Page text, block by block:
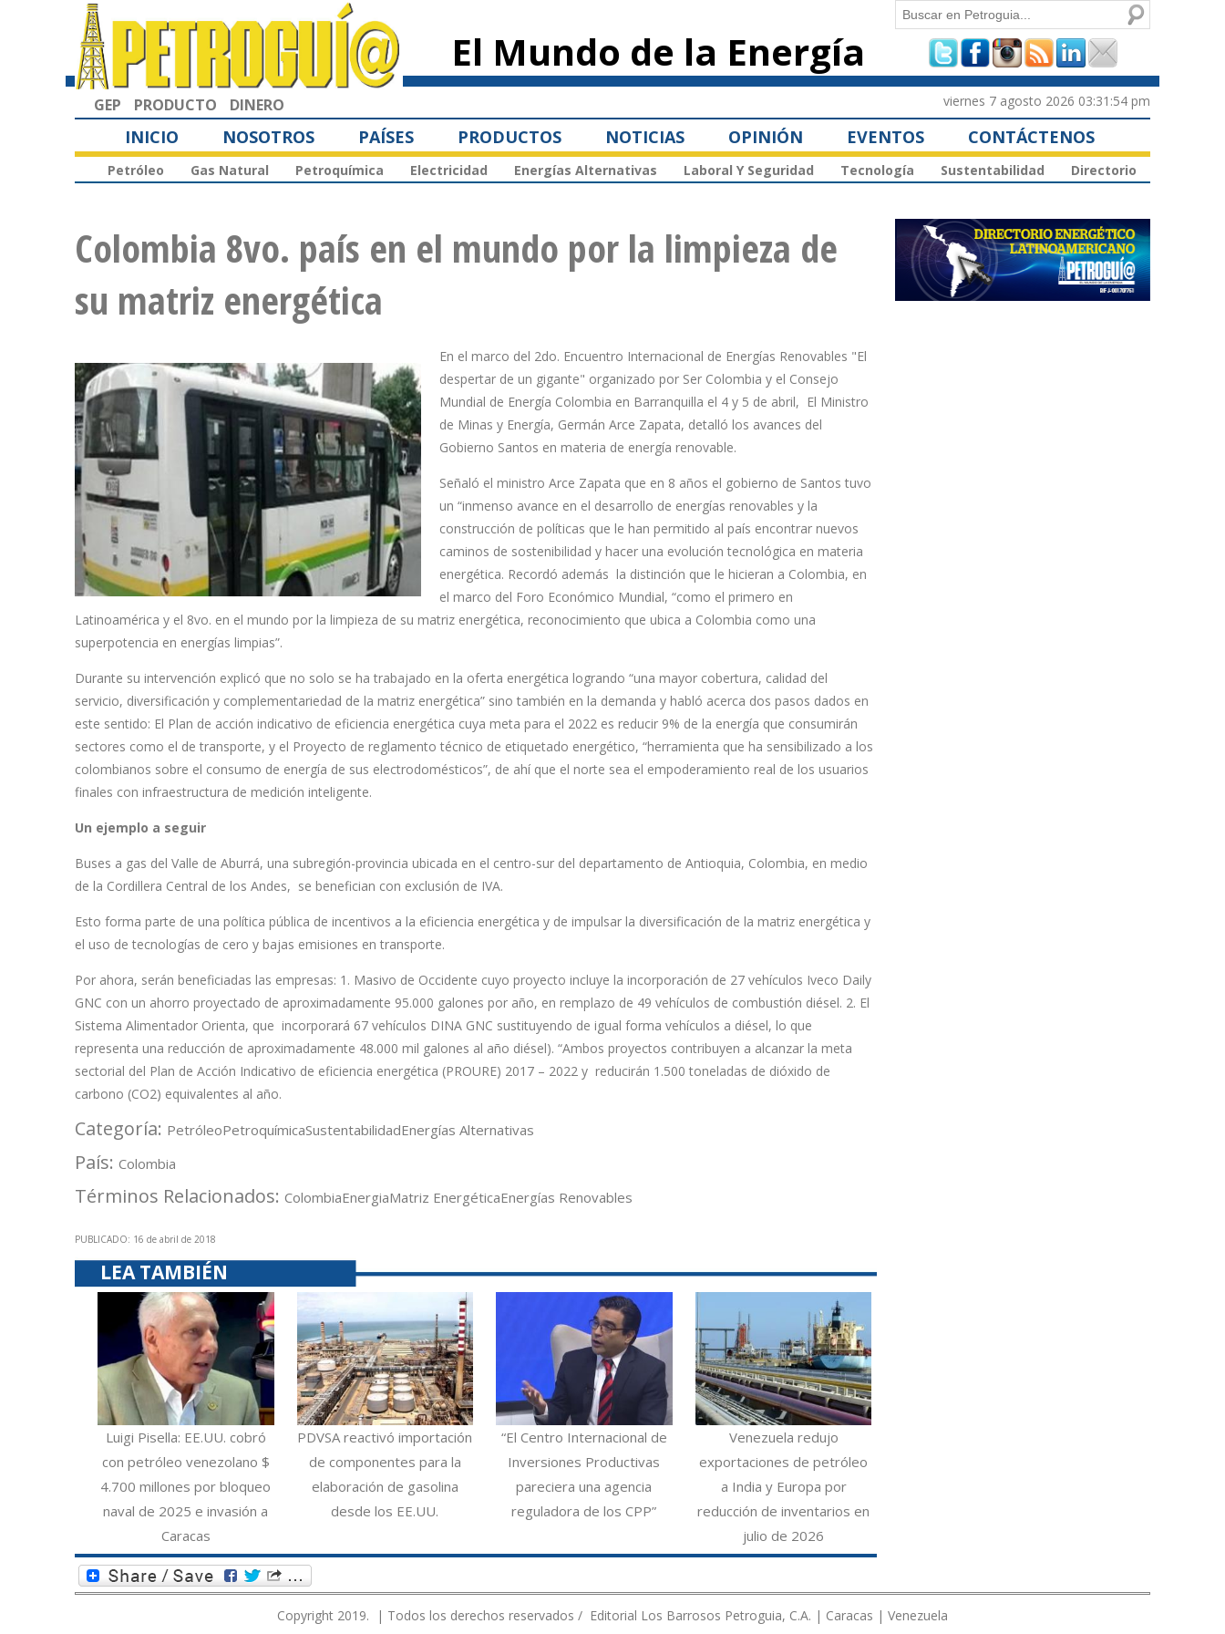
principal
El Mundo de la Energía
Formulario de
búsqueda
Buscar
GEP PRODUCTO DINERO viernes 7 agosto 2026 03:31:54 pm
INICIO NOSOTROS PAÍSES PRODUCTOS NOTICIAS OPINIÓN EVENTOS CONTÁCTENOS
Petróleo Gas Natural Petroquímica Electricidad Energías Alternativas Laboral Y Seguridad Tecnología Sustentabilidad Directorio
Colombia 8vo. país en el mundo por la limpieza de
su matriz energética
En el marco del 2do. Encuentro Internacional de Energías Renovables "El
despertar de un gigante" organizado por Ser Colombia y el Consejo
Mundial de Energía Colombia en Barranquilla el 4 y 5 de abril, El Ministro
de Minas y Energía, Germán Arce Zapata, detalló los avances del
Gobierno Santos en materia de energía renovable.
Señaló el ministro Arce Zapata que en 8 años el gobierno de Santos tuvo
un “inmenso avance en el desarrollo de energías renovables y la
construcción de políticas que le han permitido al país encontrar nuevos
caminos de sostenibilidad y hacer una evolución tecnológica en materia
energética. Recordó además la distinción que le hicieran a Colombia, en
el marco del Foro Económico Mundial, “como el primero en
Latinoamérica y el 8vo. en el mundo por la limpieza de su matriz energética, reconocimiento que ubica a Colombia como una
superpotencia en energías limpias”.
Durante su intervención explicó que no solo se ha trabajado en la oferta energética logrando “una mayor cobertura, calidad del
servicio, diversificación y complementariedad de la matriz energética” sino también en la demanda y habló acerca dos pasos dados en
este sentido: El Plan de acción indicativo de eficiencia energética cuya meta para el 2022 es reducir 9% de la energía que consumirán
sectores como el de transporte, y el Proyecto de reglamento técnico de etiquetado energético, “herramienta que ha sensibilizado a los
colombianos sobre el consumo de energía de sus electrodomésticos”, de ahí que el norte sea el empoderamiento real de los usuarios
finales con infraestructura de medición inteligente.
Un ejemplo a seguir
Buses a gas del Valle de Aburrá, una subregión-provincia ubicada en el centro-sur del departamento de Antioquia, Colombia, en medio
de la Cordillera Central de los Andes, se benefician con exclusión de IVA.
Esto forma parte de una política pública de incentivos a la eficiencia energética y de impulsar la diversificación de la matriz energética y
el uso de tecnologías de cero y bajas emisiones en transporte.
Por ahora, serán beneficiadas las empresas: 1. Masivo de Occidente cuyo proyecto incluye la incorporación de 27 vehículos Iveco Daily
GNC con un ahorro proyectado de aproximadamente 95.000 galones por año, en remplazo de 49 vehículos de combustión diésel. 2. El
Sistema Alimentador Orienta, que incorporará 67 vehículos DINA GNC sustituyendo de igual forma vehículos a diésel, lo que
representa una reducción de aproximadamente 48.000 mil galones al año diésel). “Ambos proyectos contribuyen a alcanzar la meta
sectorial del Plan de Acción Indicativo de eficiencia energética (PROURE) 2017 – 2022 y reducirán 1.500 toneladas de dióxido de
carbono (CO2) equivalentes al año.
Categoría: PetróleoPetroquímicaSustentabilidadEnergías Alternativas
País: Colombia
Términos Relacionados: ColombiaEnergiaMatriz EnergéticaEnergías Renovables
PUBLICADO: 16 de abril de 2018
LEA TAMBIÉN
Luigi Pisella: EE.UU. cobró
con petróleo venezolano $
4.700 millones por bloqueo
naval de 2025 e invasión a
Caracas
PDVSA reactivó importación
de componentes para la
elaboración de gasolina
desde los EE.UU.
“El Centro Internacional de
Inversiones Productivas
pareciera una agencia
reguladora de los CPP”
Venezuela redujo
exportaciones de petróleo
a India y Europa por
reducción de inventarios en
julio de 2026
Copyright 2019. | Todos los derechos reservados / Editorial Los Barrosos Petroguia, C.A. | Caracas | Venezuela